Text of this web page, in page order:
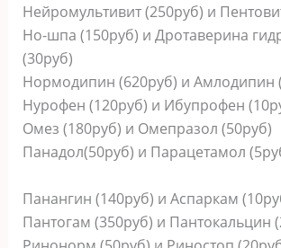
Нейромультивит (250руб) и
Но-шпа (150руб) и Дротаверина
(30руб)
Нормодипин (620руб) и Амлодипин
Нурофен (120руб) и Ибупрофен
Омез (180руб) и Омепразол (50руб)
Панадол(50руб) и Парацетамол
Панангин (140руб) и Аспаркам
Пантогам (350руб) и Пантокальцин